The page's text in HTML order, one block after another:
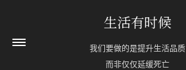
生活有时候
我们要做的是提升生活品质
而非仅仅延缓死亡